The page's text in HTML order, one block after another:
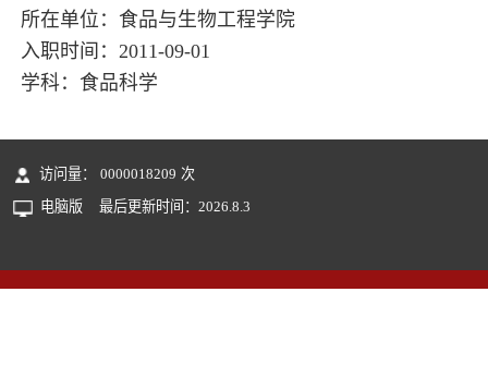
所在单位：食品与生物工程学院
入职时间：2011-09-01
学科：食品科学
访问量： 0000018209 次
电脑版
最后更新时间： 2026.8.3